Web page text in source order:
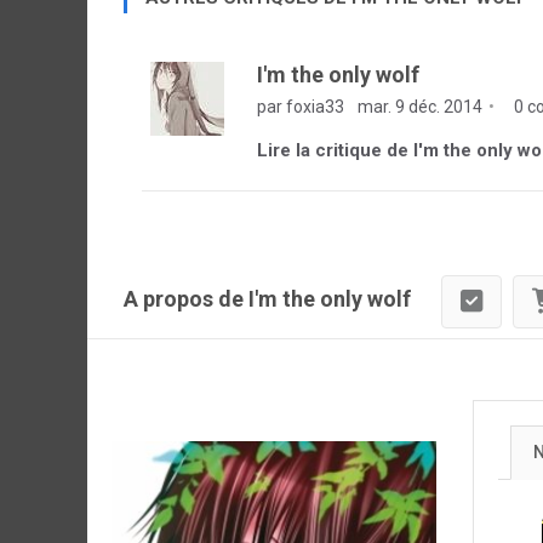
I'm the only wolf
par foxia33 mar. 9 déc. 2014 0
Lire la critique de I'm the only
A propos de I'm the only wolf